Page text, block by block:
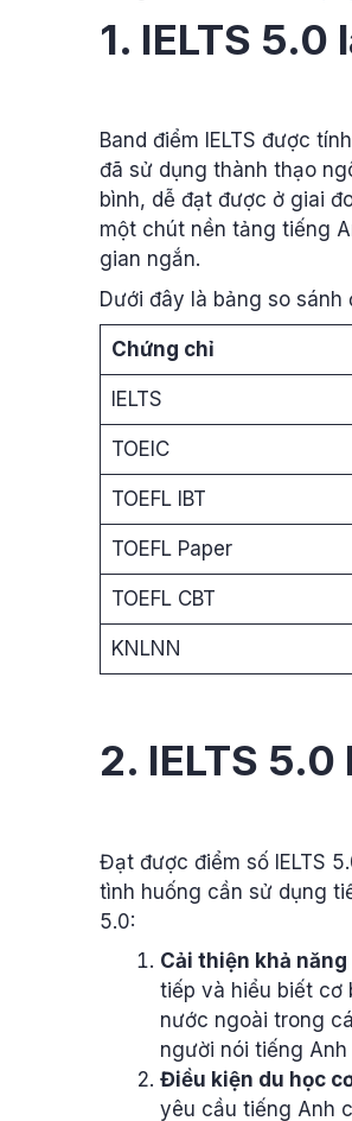
1. IELTS 5.0
Band điểm IELTS được
đã sử dụng thành thạo
bình, dễ đạt được ở giai
một chút nền tảng tiếng
gian ngắn.
Dưới đây là bảng so sánh
Chứng chỉ
IELTS
TOEIC
TOEFL IBT
TOEFL Paper
TOEFL CBT
KNLNN
2. IELTS
Đạt được điểm số IELTS
tình huống cần sử dụng
5.0:
Cải thiện khả
tiếp và hiểu biết cơ
nước ngoài trong
người nói tiếng Anh
Điều kiện du học
yêu cầu tiếng Anh